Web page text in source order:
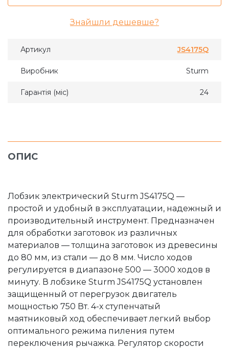
Знайшли дешевше?
Артикул JS4175Q
Виробник Sturm
Гарантія (міс) 24
ОПИС
Лобзик электрический Sturm JS4175Q —
простой и удобный в эксплуатации, надежный и
производительный инструмент. Предназначен
для обработки заготовок из различных
материалов — толщина заготовок из древесины
до 80 мм, из стали — до 8 мм. Число ходов
регулируется в диапазоне 500 — 3000 ходов в
минуту. В лобзике Sturm JS4175Q установлен
защищенный от перегрузок двигатель
мощностью 750 Вт. 4-х ступенчатый
маятниковый ход обеспечивает легкий выбор
оптимального режима пиления путем
переключения рычажка. Регулятор скорости